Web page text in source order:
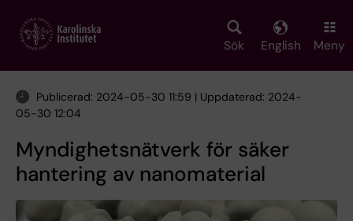
main
Sök English Meny
Publicerad: 2024-05-30 11:59 | Uppdaterad: 2024-
05-30 12:04
Myndighetsnätverk för säker
hantering av nanomaterial